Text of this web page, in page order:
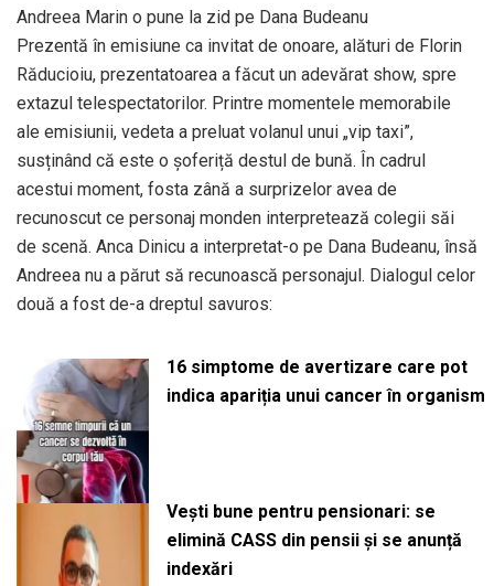
Andreea Marin o pune la zid pe Dana Budeanu
Prezentă în emisiune ca invitat de onoare, alături de Florin
Răducioiu, prezentatoarea a făcut un adevărat show, spre
extazul telespectatorilor. Printre momentele memorabile
ale emisiunii, vedeta a preluat volanul unui „vip taxi”,
susținând că este o șoferiță destul de bună. În cadrul
acestui moment, fosta zână a surprizelor avea de
recunoscut ce personaj monden interpretează colegii săi
de scenă. Anca Dinicu a interpretat-o pe Dana Budeanu, însă
Andreea nu a părut să recunoască personajul. Dialogul celor
două a fost de-a dreptul savuros:
16 simptome de avertizare care pot
indica apariția unui cancer în organism
Vești bune pentru pensionari: se
elimină CASS din pensii și se anunță
indexări